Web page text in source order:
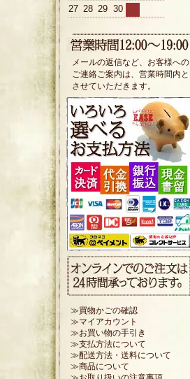
27 28 29 30
メールの返信など、お客様への
ご連絡ご案内は、営業時間内と
させていただきます。
≫買物かごの確認
≫マイアカウント
≫お買い物の手引き
≫支払方法について
≫配送方法・送料について
≫商品について